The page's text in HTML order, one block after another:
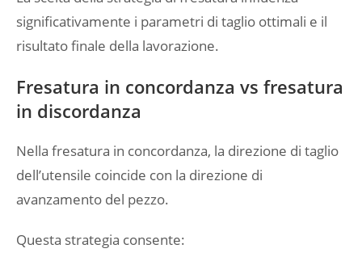
significativamente i parametri di taglio ottimali e il
risultato finale della lavorazione.
Fresatura in concordanza vs fresatura
in discordanza
Nella fresatura in concordanza, la direzione di taglio
dell’utensile coincide con la direzione di
avanzamento del pezzo.
Questa strategia consente: